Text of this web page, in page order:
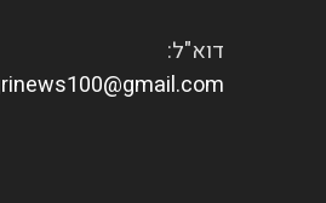
דוא"ל: